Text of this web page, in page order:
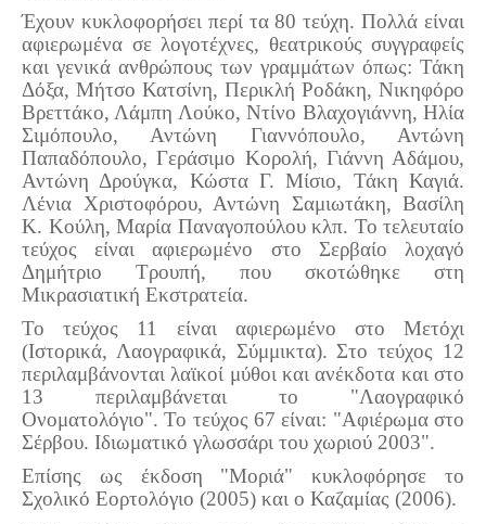
Έχουν κυκλοφορήσει περί τα 80 τεύχη. Πολλά είναι
αφιερωμένα σε λογοτέχνες, θεατρικούς συγγραφείς
και γενικά ανθρώπους των γραμμάτων όπως: Τάκη
Δόξα, Μήτσο Κατσίνη, Περικλή Ροδάκη, Νικηφόρο
Βρεττάκο, Λάμπη Λούκο, Ντίνο Βλαχογιάννη, Ηλία
Σιμόπουλο, Αντώνη Γιαννόπουλο, Αντώνη
Παπαδόπουλο, Γεράσιμο Κορολή, Γιάννη Αδάμου,
Αντώνη Δρούγκα, Κώστα Γ. Μίσιο, Τάκη Καγιά.
Λένια Χριστοφόρου, Αντώνη Σαμιωτάκη, Βασίλη
Κ. Κούλη, Μαρία Παναγοπούλου κλπ. Το τελευταίο
τεύχος είναι αφιερωμένο στο Σερβαίο λοχαγό
Δημήτριο Τρουπή, που σκοτώθηκε στη
Μικρασιατική Εκστρατεία.
Το τεύχος 11 είναι αφιερωμένο στο Μετόχι
(Ιστορικά, Λαογραφικά, Σύμμικτα). Στο τεύχος 12
περιλαμβάνονται λαϊκοί μύθοι και ανέκδοτα και στο
13 περιλαμβάνεται το "Λαογραφικό
Ονοματολόγιο". Το τεύχος 67 είναι: "Αφιέρωμα στο
Σέρβου. Ιδιωματικό γλωσσάρι του χωριού 2003".
Επίσης ως έκδοση "Μοριά" κυκλοφόρησε το
Σχολικό Εορτολόγιο (2005) και ο Καζαμίας (2006).